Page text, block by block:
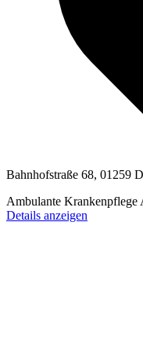
Bahnhofstraße 68, 01259
Ambulante Krankenpflege
Details anzeigen